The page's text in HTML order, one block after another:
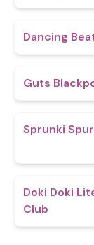
Dancing
Guts
Sprunki
Doki Doki
Club